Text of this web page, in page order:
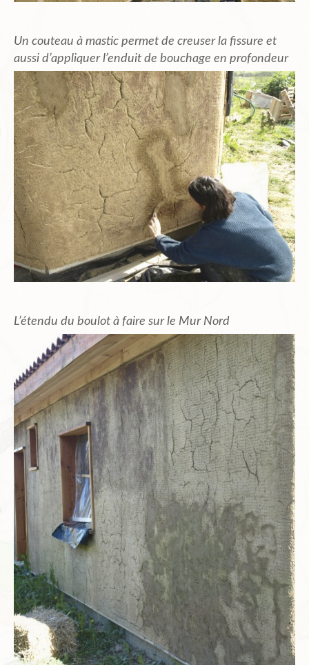
Un couteau à mastic permet de creuser la fissure et
aussi d’appliquer l’enduit de bouchage en profondeur
L’étendu du boulot à faire sur le Mur Nord